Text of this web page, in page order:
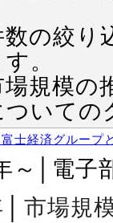
の絞
。
規模
いて
士経済グループ
～│電子
市場規